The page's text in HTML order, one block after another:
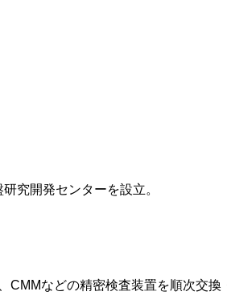
究開発センターを設立。
などの精密検査装置を順次交